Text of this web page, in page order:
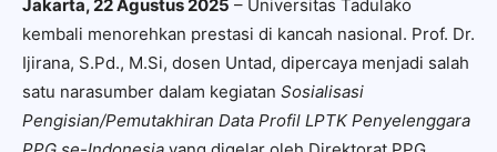
Jakarta, 22 Agustus 2025 – Universitas Tadulako
kembali menorehkan prestasi di kancah nasional. Prof. Dr.
Ijirana, S.Pd., M.Si, dosen Untad, dipercaya menjadi salah
satu narasumber dalam kegiatan Sosialisasi
Pengisian/Pemutakhiran Data Profil LPTK Penyelenggara